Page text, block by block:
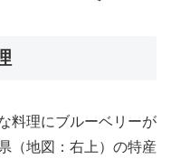
料理にブルーベリーが
（地図：右上）の特産